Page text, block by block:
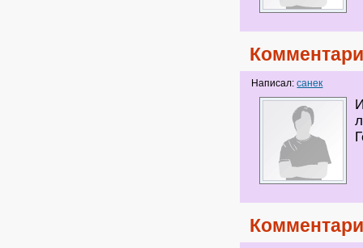
Написал:санек